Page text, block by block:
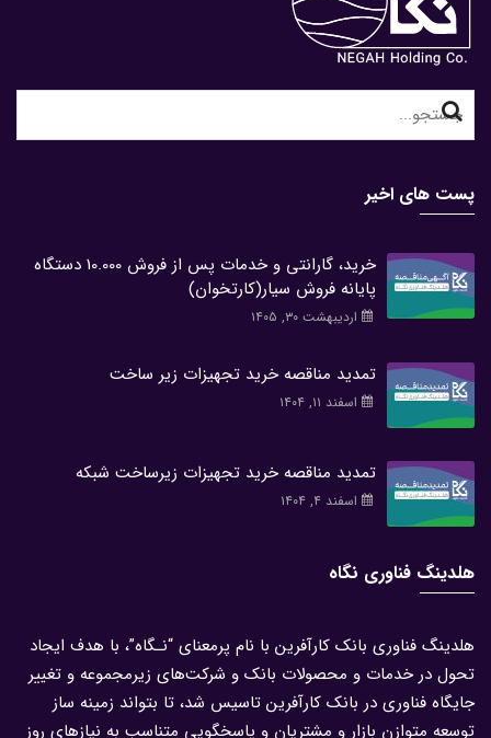
Search
for:
پست های اخیر
خرید، گارانتی و خدمات پس از فروش 10.000 دستگاه
پایانه فروش سیار(کارتخوان)
اردیبهشت ۳۰, ۱۴۰۵
تمدید مناقصه خرید تجهیزات زیر ساخت
اسفند ۱۱, ۱۴۰۴
تمدید مناقصه خرید تجهیزات زیرساخت شبکه
اسفند ۴, ۱۴۰۴
هلدینگ فناوری نگاه
هلدینگ فناوری بانک کارآفرین با نام پرمعنای “نـگاه”، با هدف ایجاد
تحول در خدمات و محصولات بانک و شرکت‌های زیرمجموعه و تغییر
جایگاه فناوری در بانک کارآفرین تاسیس شد، تا بتواند زمینه ساز
توسعه متوازن بازار و مشتریان و پاسخگویی متناسب به نیازهای روز